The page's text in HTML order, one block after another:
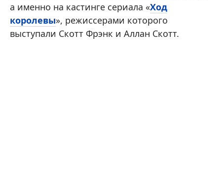
а именно на кастинге сериала «Ход
королевы», режиссерами которого
выступали Скотт Фрэнк и Аллан Скотт.